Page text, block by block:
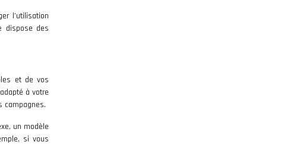
l’utilisation
dispose des
et de vos
à votre
campagnes.
un modèle
si vous